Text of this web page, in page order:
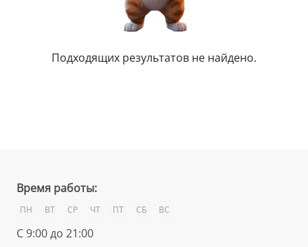
Подходящих результатов не найдено.
Время работы:
ПН ВТ СР ЧТ ПТ СБ ВС
С 9:00 до 21:00